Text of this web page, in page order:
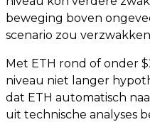
beweging boven
scenario zou
Met ETH rond of onder
niveau niet langer
dat ETH automatisch
uit technische analyses